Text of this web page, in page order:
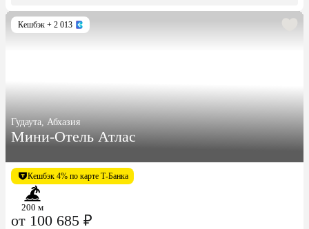
Кешбэк + 2 013
Гудаута, Абхазия
Мини-Отель Атлас
Кешбэк 4% по карте Т-Банка
200 м
от 100 685 ₽